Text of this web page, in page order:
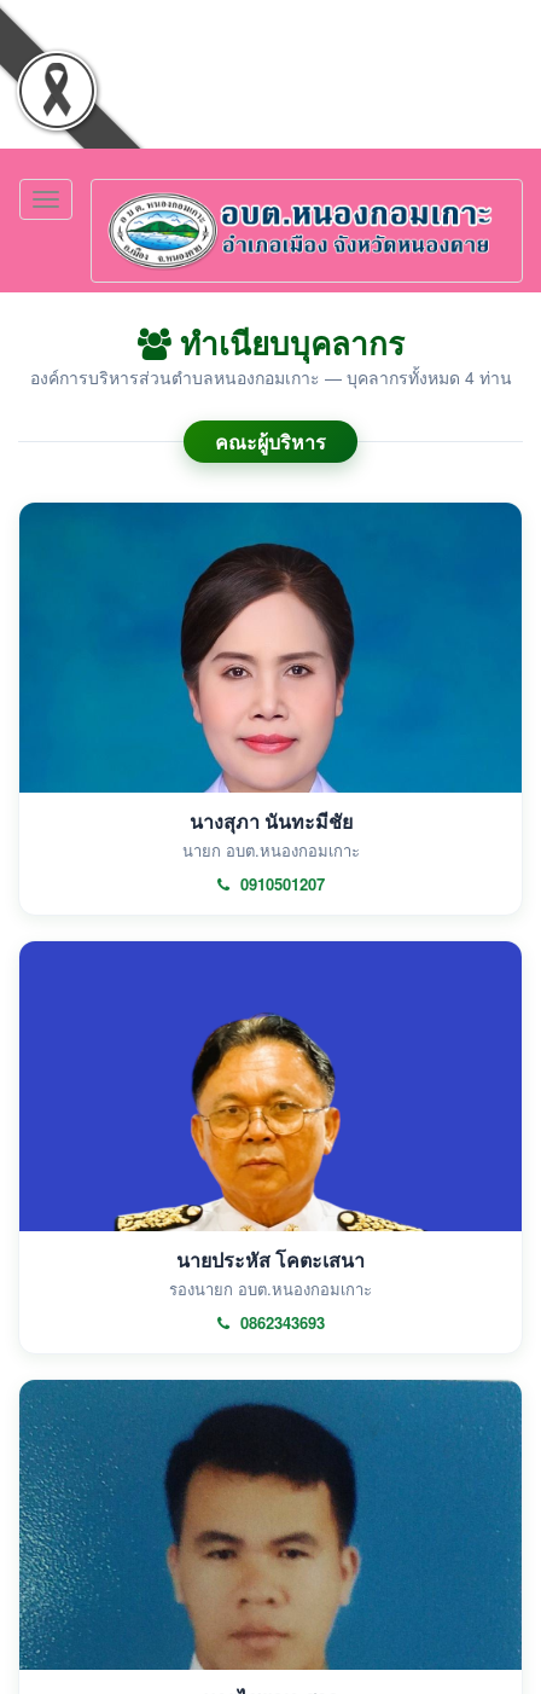
Toggle
navigation
ทำเนียบบุคลากร
องค์การบริหารส่วนตำบลหนองกอมเกาะ — บุคลากรทั้งหมด 4 ท่าน
คณะผู้บริหาร
นางสุภา นันทะมีชัย
นายก อบต.หนองกอมเกาะ
0910501207
นายประหัส โคตะเสนา
รองนายก อบต.หนองกอมเกาะ
0862343693